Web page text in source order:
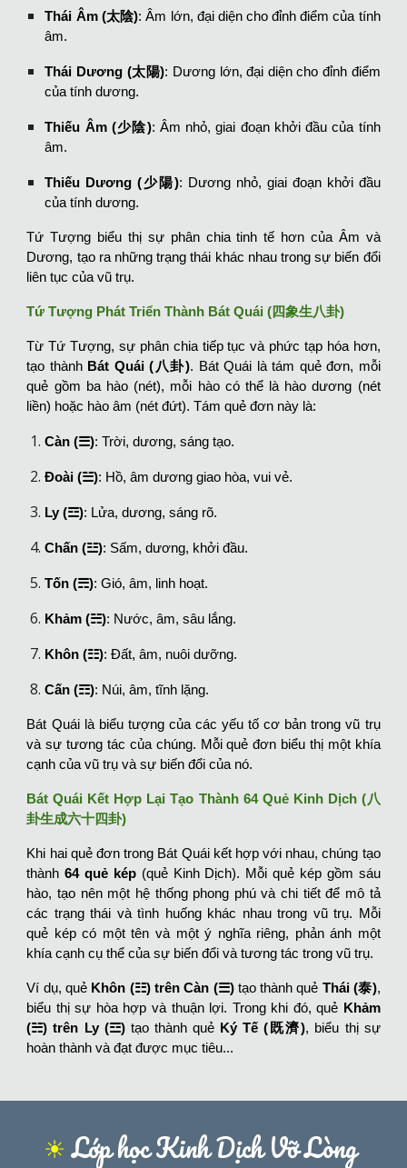
Thái Âm (太陰): Âm lớn, đại diện cho đỉnh điểm của tính
âm.
Thái Dương (太陽): Dương lớn, đại diện cho đỉnh điểm
của tính dương.
Thiếu Âm (少陰): Âm nhỏ, giai đoạn khởi đầu của tính
âm.
Thiếu Dương (少陽): Dương nhỏ, giai đoạn khởi đầu
của tính dương.
Tứ Tượng biểu thị sự phân chia tinh tế hơn của Âm và
Dương, tạo ra những trạng thái khác nhau trong sự biến đổi
liên tục của vũ trụ.
Tứ Tượng Phát Triển Thành Bát Quái (四象生八卦)
Từ Tứ Tượng, sự phân chia tiếp tục và phức tạp hóa hơn,
tạo thành Bát Quái (八卦). Bát Quái là tám quẻ đơn, mỗi
quẻ gồm ba hào (nét), mỗi hào có thể là hào dương (nét
liền) hoặc hào âm (nét đứt). Tám quẻ đơn này là:
Càn (☰): Trời, dương, sáng tạo.
Đoài (☱): Hồ, âm dương giao hòa, vui vẻ.
Ly (☲): Lửa, dương, sáng rõ.
Chấn (☳): Sấm, dương, khởi đầu.
Tốn (☴): Gió, âm, linh hoạt.
Khảm (☵): Nước, âm, sâu lắng.
Khôn (☷): Đất, âm, nuôi dưỡng.
Cấn (☶): Núi, âm, tĩnh lặng.
Bát Quái là biểu tượng của các yếu tố cơ bản trong vũ trụ
và sự tương tác của chúng. Mỗi quẻ đơn biểu thị một khía
cạnh của vũ trụ và sự biến đổi của nó.
Bát Quái Kết Hợp Lại Tạo Thành 64 Quẻ Kinh Dịch (八
卦生成六十四卦)
Khi hai quẻ đơn trong Bát Quái kết hợp với nhau, chúng tạo
thành64 quẻ kép(quẻ Kinh Dịch). Mỗi quẻ kép gồm sáu
hào, tạo nên một hệ thống phong phú và chi tiết để mô tả
các trạng thái và tình huống khác nhau trong vũ trụ. Mỗi
quẻ kép có một tên và một ý nghĩa riêng, phản ánh một
khía cạnh cụ thể của sự biến đổi và tương tác trong vũ trụ.
Ví dụ, quẻ Khôn (☷) trênCàn (☰) tạo thành quẻ Thái (泰),
biểu thị sự hòa hợp và thuận lợi. Trong khi đó, quẻ Khảm
(☵) trên Ly (☲)tạo thành quẻ Ký Tế (既濟), biểu thị sự
hoàn thành và đạt được mục tiêu...
☀︎Lớp học Kinh Dịch Vỡ Lòng